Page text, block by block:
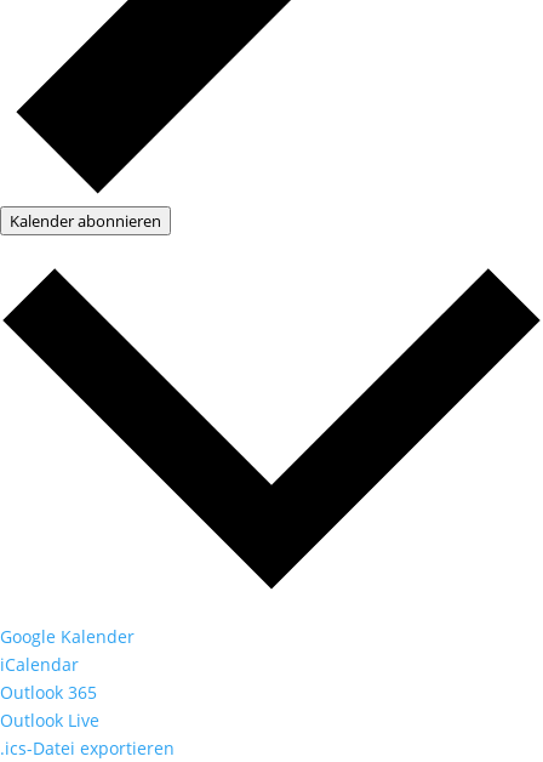
Kalender abonnieren
Google Kalender
iCalendar
Outlook 365
Outlook Live
.ics-Datei exportieren